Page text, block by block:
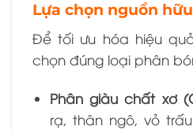
Lựa chọn nguồn
Để tối ưu hóa hiệu
chọn đúng loại phân
Phân giàu chất xơ
rạ, thân ngô, vỏ